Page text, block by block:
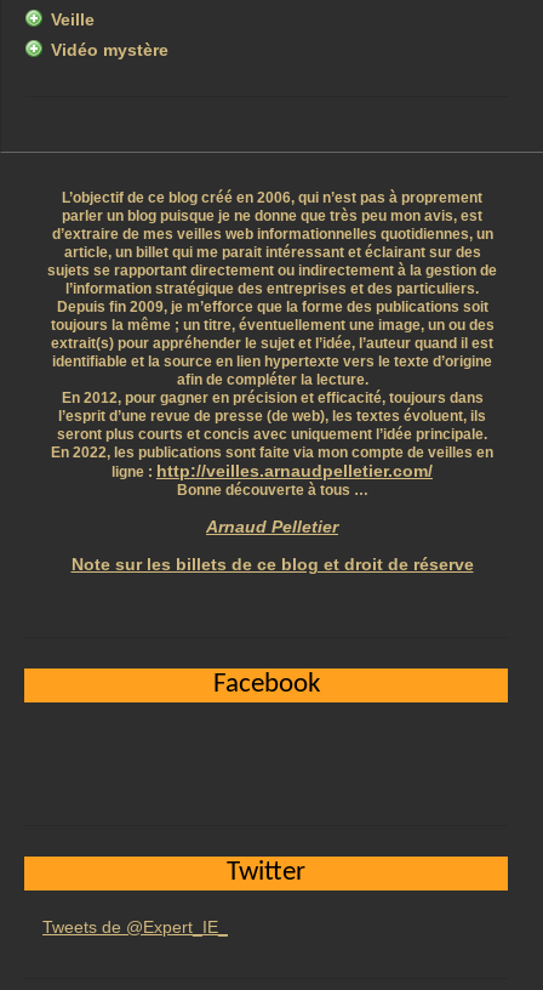
Veille
Vidéo mystère
L’objectif de ce blog créé en 2006, qui n’est pas à proprement
parler un blog puisque je ne donne que très peu mon avis, est
d’extraire de mes veilles web informationnelles quotidiennes, un
article, un billet qui me parait intéressant et éclairant sur des
sujets se rapportant directement ou indirectement à la gestion de
l’information stratégique des entreprises et des particuliers.
Depuis fin 2009, je m’efforce que la forme des publications soit
toujours la même ; un titre, éventuellement une image, un ou des
extrait(s) pour appréhender le sujet et l’idée, l’auteur quand il est
identifiable et la source en lien hypertexte vers le texte d’origine
afin de compléter la lecture.
En 2012, pour gagner en précision et efficacité, toujours dans
l’esprit d’une revue de presse (de web), les textes évoluent, ils
seront plus courts et concis avec uniquement l’idée principale.
En 2022, les publications sont faite via mon compte de veilles en
ligne : http://veilles.arnaudpelletier.com/
Bonne découverte à tous …
Arnaud Pelletier
Note sur les billets de ce blog et droit de réserve
Facebook
Twitter
Tweets de @Expert_IE_